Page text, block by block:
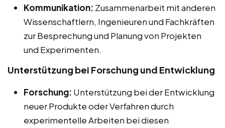
Kommunikation: Zusammenarbeit mit anderen
Wissenschaftlern, Ingenieuren und Fachkräften
zur Besprechung und Planung von Projekten
und Experimenten.
Unterstützung bei Forschung und Entwicklung
Forschung: Unterstützung bei der Entwicklung
neuer Produkte oder Verfahren durch
experimentelle Arbeiten bei diesen